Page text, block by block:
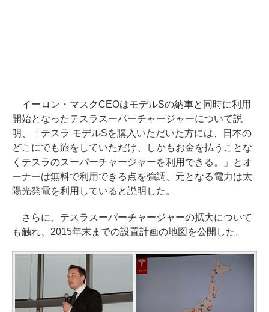
イーロン・マスクCEOはモデルSの納車と同時に利用
開始となったテスラスーパーチャージャーについて説
明、「テスラ モデルSを購入いただいた方には、日本の
どこにでも旅をしていただけ、しかもお金を払うことな
くテスラのスーパーチャージャーを利用できる。」とオ
ーナーは無料で利用できる点を強調、元となる電力は太
陽光発電を利用していると説明した。
さらに、テスラスーパーチャージャーの拡大について
も触れ、2015年末までの設置計画の地図を公開した。